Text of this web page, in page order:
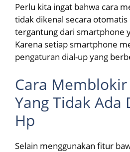
Perlu kita ingat bahwa cara
tidak dikenal secara
tergantung dari smartphone
Karena setiap smartphone
pengaturan dial-up yang
Cara
Yang Tidak Ada
Hp
Selain menggunakan fitur